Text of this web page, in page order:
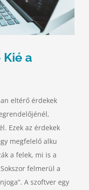
a
eltérő érdekek
Ezek az érdekek
megfelelő alku
a felek, mi is a
felmerül a
A szoftver egy